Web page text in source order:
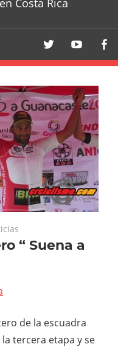
Costa Rica
“ Suena a
de la escuadra
tercera etapa y se